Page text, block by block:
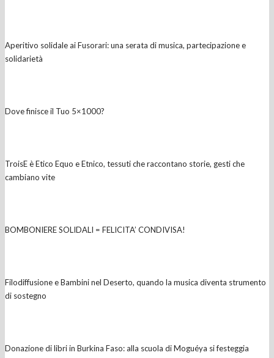
Aperitivo solidale ai Fusorari: una serata di musica, partecipazione e
solidarietà
Dove finisce il Tuo 5×1000?
TroisE è Etico Equo e Etnico, tessuti che raccontano storie, gesti che
cambiano vite
BOMBONIERE SOLIDALI = FELICITA’ CONDIVISA!
Filodiffusione e Bambini nel Deserto, quando la musica diventa strumento
di sostegno
Donazione di libri in Burkina Faso: alla scuola di Moguéya si festeggia